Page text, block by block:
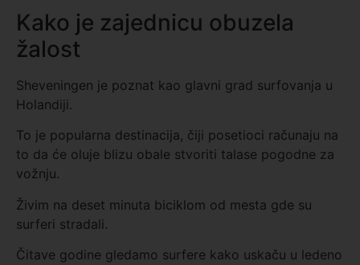
Kako je zajednicu obuzela
žalost
Sheveningen je poznat kao glavni grad surfovanja u
Holandiji.
To je popularna destinacija, čiji posetioci računaju na
to da će oluje blizu obale stvoriti talase pogodne za
vožnju.
Živim na deset minuta biciklom od mesta gde su
surferi stradali.
Čitave godine gledamo surfere kako uskaču u ledeno